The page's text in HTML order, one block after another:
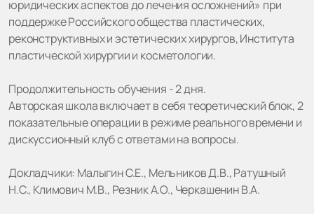
юридических аспектов до лечения осложнений» при
поддержке Российского общества пластических,
реконструктивных и эстетических хирургов, Института
пластической хирургии и косметологии.
Продолжительность обучения - 2 дня.
Авторская школа включает в себя теоретический блок, 2
показательные операции в режиме реального времени и
дискуссионный клуб с ответами на вопросы.
Докладчики: Малыгин С.Е., Мельников Д.В., Ратушный
Н.С., Климович М.В., Резник А.О., Черкашенин В.А.